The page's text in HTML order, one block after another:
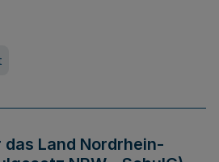
Land Nordrhein-